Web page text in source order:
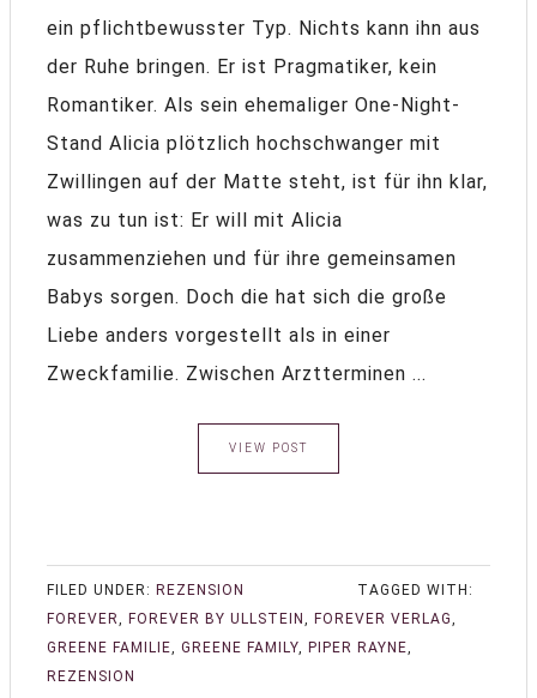
ein pflichtbewusster Typ. Nichts kann ihn aus
der Ruhe bringen. Er ist Pragmatiker, kein
Romantiker. Als sein ehemaliger One-Night-
Stand Alicia plötzlich hochschwanger mit
Zwillingen auf der Matte steht, ist für ihn klar,
was zu tun ist: Er will mit Alicia
zusammenziehen und für ihre gemeinsamen
Babys sorgen. Doch die hat sich die große
Liebe anders vorgestellt als in einer
Zweckfamilie. Zwischen Arztterminen ...
VIEW POST
FILED UNDER: REZENSION
TAGGED WITH:
FOREVER, FOREVER BY ULLSTEIN , FOREVER VERLAG,
GREENE FAMILIE, GREENE FAMILY, PIPER RAYNE,
REZENSION